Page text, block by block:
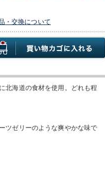
・交換について
北海道の食材を使用。どれも程
ツゼリーのような爽やかな味で